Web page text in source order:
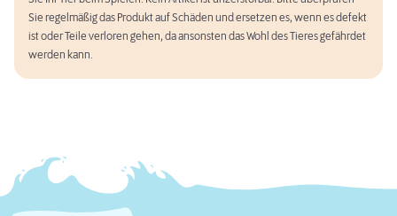
Sie regelmäßig das Produkt auf Schäden und ersetzen es, wenn es defekt
ist oder Teile verloren gehen, da ansonsten das Wohl des Tieres gefährdet
werden kann.